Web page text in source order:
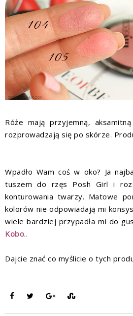
Róże mają przyjemną,
rozprowadzają się po skórze.
Wpadło Wam coś w oko? Ja
tuszem do rzęs Posh Girl i
konturowania twarzy. Matowe
kolorów nie odpowiadają mi
wiele bardziej przypadła mi do
Kobo..
Dajcie znać co myślicie o tych